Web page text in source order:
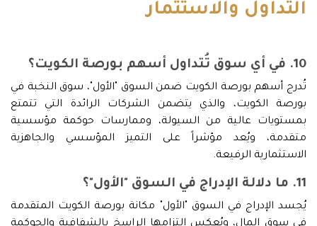
التداول والاستثمار
10. في أي سوق تُتداول أسهم بورصة الكويت؟
تُدرج أسهم بورصة الكويت ضمن السوق "الأول"، سوق النخبة في
بورصة الكويت، والذي يتضمن الشركات الرائدة التي تتمتع
بمستويات عالية من السيولة، وممارسات حوكمة مؤسسية
متقدمة، ويُعد مؤشراً على التميز المؤسسي والجاهزية
الاستثمارية الرفيعة.
11. ما دلالة الإدراج في السوق "الأول"؟
يُجسد الإدراج في السوق "الأول" مكانة بورصة الكويت المتقدمة